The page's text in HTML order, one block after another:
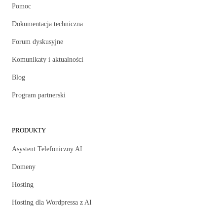
Pomoc
Dokumentacja techniczna
Forum dyskusyjne
Komunikaty i aktualności
Blog
Program partnerski
PRODUKTY
Asystent Telefoniczny AI
Domeny
Hosting
Hosting dla Wordpressa z AI